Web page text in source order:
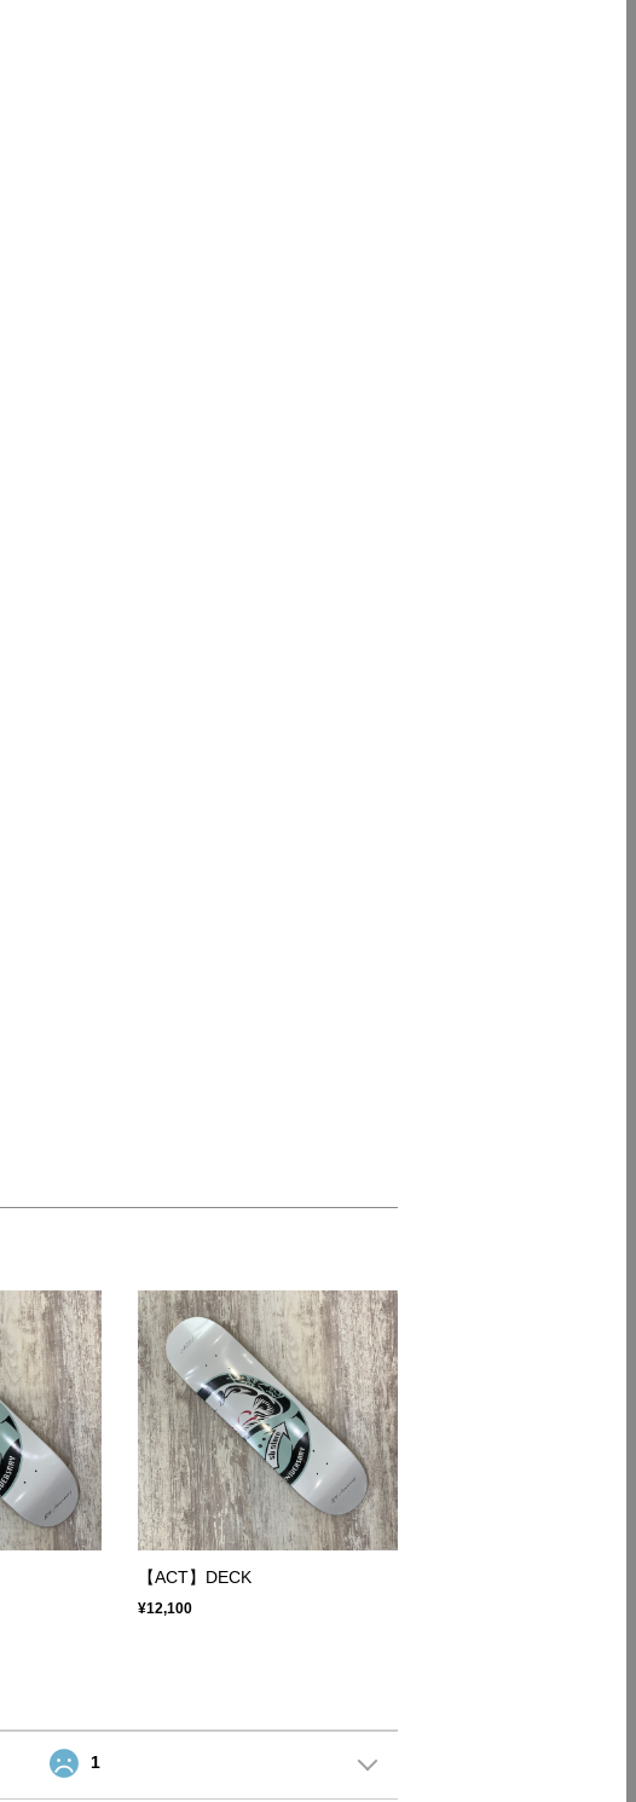
【ACT】DECK
¥12,100
1